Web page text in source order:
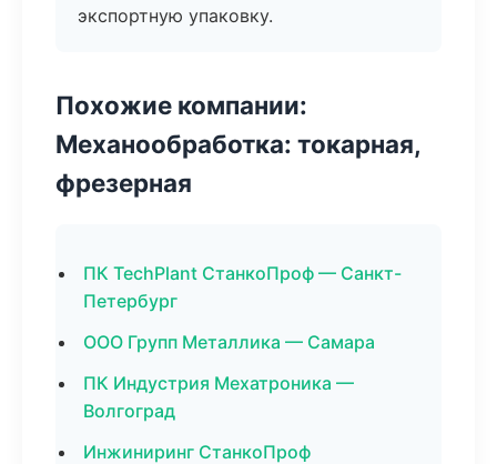
экспортную упаковку.
Похожие компании:
Механообработка: токарная,
фрезерная
ПК TechPlant СтанкоПроф — Санкт-
Петербург
ООО Групп Металлика — Самара
ПК Индустрия Мехатроника —
Волгоград
Инжиниринг СтанкоПроф